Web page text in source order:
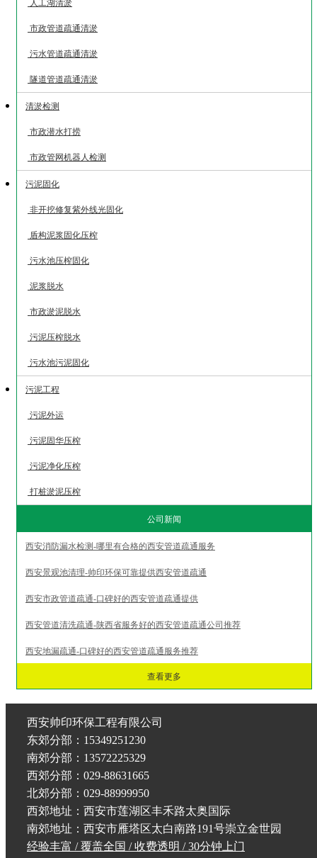
人工湖清淤
市政管道疏通清淤
污水管道疏通清淤
隧道管道疏通清淤
清淤检测
市政潜水打捞
市政管网机器人检测
污泥固化
非开挖修复紫外线光固化
盾构泥浆固化压榨
污水池压榨固化
泥浆脱水
市政淤泥脱水
污泥压榨脱水
污水池污泥固化
污泥工程
污泥外运
污泥固华压榨
污泥净化压榨
打桩淤泥压榨
公司新闻
西安消防漏水检测-哪里有合格的西安管道疏通服务
西安景观池清理-帅印环保可靠提供西安管道疏通
西安市政管道疏通-口碑好的西安管道疏通提供
西安管道清洗疏通-陕西省服务好的西安管道疏通公司推荐
西安地漏疏通-口碑好的西安管道疏通服务推荐
查看更多
西安帅印环保工程有限公司
东郊分部：15349251230
南郊分部：13572225329
西郊分部：029-88631665
北郊分部：029-88999950
西郊地址：西安市莲湖区丰禾路太奥国际
南郊地址：西安市雁塔区太白南路191号崇立金世园
经验丰富 / 覆盖全国 / 收费透明 / 30分钟上门